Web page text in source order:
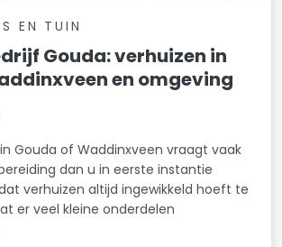
EN TUIN
Gouda: verhuizen in
en omgeving
Gouda of Waddinxveen vraagt vaak
dan u in eerste instantie
verhuizen altijd ingewikkeld hoeft te
er veel kleine onderdelen